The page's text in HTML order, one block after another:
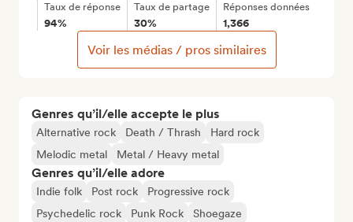
Genres qu’il/elle accepte le plus
Alternative rock Death / Thrash
Hard rock
Melodic metal
Metal / Heavy metal
Genres qu’il/elle adore
Indie folk Post rock
Progressive rock
Psychedelic rock
Punk Rock Shoegaze
Taux de réponse
94%
Taux de partage
30%
Réponses données
1,366
Voir les médias / pros similaires